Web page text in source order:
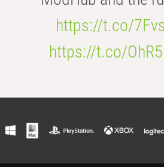
https://t.co/
https://t.co/